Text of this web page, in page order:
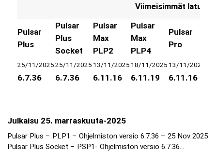
Viimeisimmät
Pulsar
Plus
Pulsar
Plus
Socket
Pulsar
Max
PLP2
Pulsar
Max
PLP4
Pulsar
Pro
25/11/202525/11/2025 13/11/2025 18/11/2025 13/11/2025
6.7.36 6.7.36 6.11.16 6.11.19 6.11.16
Julkaisu 25. marraskuuta-2025
Pulsar Plus – PLP1 – Ohjelmiston versio 6.7.36 – 25 Nov 2025
Pulsar Plus Socket – PSP1- Ohjelmiston versio 6.7.36…